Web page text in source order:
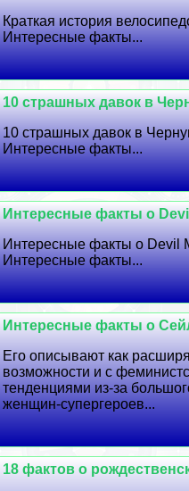
Краткая история
Интересные факты...
10 страшных давок в
10 страшных давок в
Интересные факты...
Интересные факты о
Интересные факты о Devil
Интересные факты...
Интересные факты о
Его описывают как
возможности и с
тенденциями из-за
женщин-супергероев...
18 фактов о